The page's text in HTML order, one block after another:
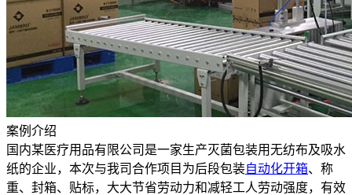
案例介绍
国内某医疗用品有限公司是一家生产灭菌包装用无纺布及吸水
纸的企业，本次与我司合作项目为后段包装自动化开箱、称
重、封箱、贴标，大大节省劳动力和减轻工人劳动强度，有效